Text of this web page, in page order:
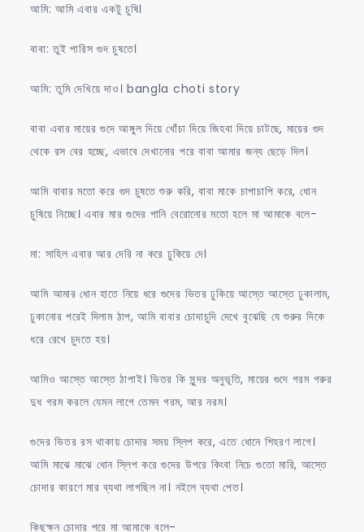
আমি: আমি এবার একটু চুষি।
বাবা: তুই পারিস গুদ চুষতে।
আমি: তুমি দেখিয়ে দাও। bangla choti story
বাবা এবার মায়ের গুদে আঙ্গুল দিয়ে খোঁচা দিয়ে জিহবা দিয়ে চাটছে, মায়ের গুদ
থেকে রস বের হচ্ছে, এভাবে দেখানোর পরে বাবা আমার জন্য ছেড়ে দিল।
আমি বাবার মতো করে গুদ চুষতে শুরু করি, বাবা মাকে চাপাচাপি করে, ধোন
চুষিয়ে নিচ্ছে। এবার মার গুদের পানি বেরোনোর মতো হলে মা আমাকে বলে-
মা: সাহিল এবার আর দেরি না করে ঢুকিয়ে দে।
আমি আমার ধোন হাতে নিয়ে ধরে গুদের ভিতর ঢুকিয়ে আস্তে আস্তে ঢুকালাম,
ঢুকানোর পরেই দিলাম ঠাপ, আমি বাবার চোদাচুদি দেখে বুঝেছি যে শুরুর দিকে
ধরে রেখে চুদতে হয়।
আমিও আস্তে আস্তে ঠাপাই। ভিতর কি সুন্দর অনুভূতি, মায়ের গুদে গরম গরুর
দুধ গরম করলে যেমন লাগে তেমন গরম, আর নরম।
গুদের ভিতর রস থাকায় চোদার সময় স্লিপ করে, এতে ধোনে শিহরণ লাগে।
আমি মাঝে মাঝে ধোন স্লিপ করে গুদের উপরে কিংবা নিচে গুতো মারি, আস্তে
চোদার কারণে মার ব্যথা লাগছিল না। নইলে ব্যথা পেত।
কিছুক্ষন চোদার পরে মা আমাকে বলে-